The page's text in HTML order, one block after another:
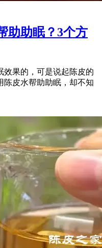
助助眠？3个方
效果的，可是说起陈皮的
陈皮水帮助助眠，却不知